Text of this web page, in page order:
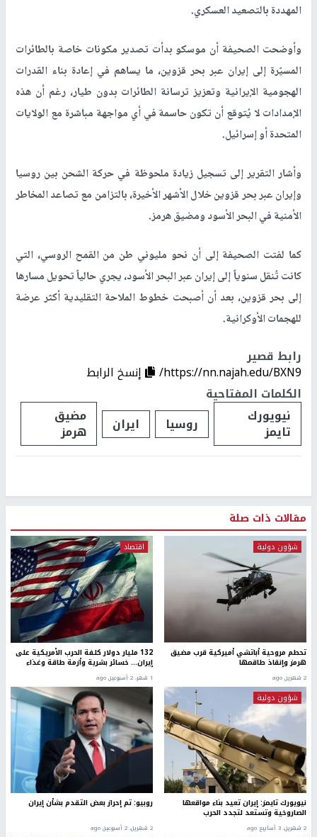
المهددة بالتصعيد العسكري.
وأوضحت الصحيفة أن موسكو بدأت تصدير مكونات خاصة بالطائرات
المسيّرة إلى إيران عبر بحر قزوين، ما يساهم في إعادة بناء القدرات
الهجومية الإيرانية وتعزيز ترسانة الطائرات بدون طيار، رغم أن هذه
الإمدادات لا يُتوقع أن تكون حاسمة في أي مواجهة مباشرة مع الولايات
المتحدة أو إسرائيل.
وأشار التقرير إلى تسجيل زيادة ملحوظة في حركة الشحن بين روسيا
وإيران عبر بحر قزوين خلال الأشهر الأخيرة، بالتزامن مع تصاعد المخاطر
الأمنية في البحر الأسود ومضيق هرمز.
كما لفتت الصحيفة إلى أن نحو مليوني طن من القمح الروسي، التي
كانت تُنقل سنوياً إلى إيران عبر البحر الأسود، يجري حالياً تحويل مسارها
إلى بحر قزوين، بعد أن أصبحت خطوط الملاحة التقليدية أكثر عرضة
للهجمات الأوكرانية.
رابط قصير
https://nn.najah.edu/BXN9/
إنسخ الرابط
الكلمات المفتاحية
نيويورك
تايمز روسيا ايران مضيق
هرمز
مقالات ذات صلة
شؤون دولية
تحطم مروحية أباتشي أميركية قرب مضيق
هرمز وإنقاذ طاقمها
2 شهرين ago
اقتصاد
132 مليار دولار كلفة الحرب الأمريكية على
إيران... خسائر بشرية وأزمة طاقة وغذاء
1 شهر، 2 أسبوعين ago
شؤون دولية
نيويورك تايمز: إيران تعيد بناء مواقعها
الصاروخية وتستعد لتجدد الحرب
2 شهرين، 3 أسابيع ago
روبيو: تم إحراز بعض التقدم بشأن إيران
2 شهرين، 2 أسبوعين ago